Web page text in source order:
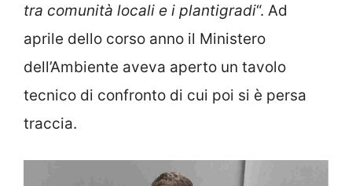
tra comunità locali e i plantigradi“. Ad
aprile dello corso anno il Ministero
dell’Ambiente aveva aperto un tavolo
tecnico di confronto di cui poi si è persa
traccia.